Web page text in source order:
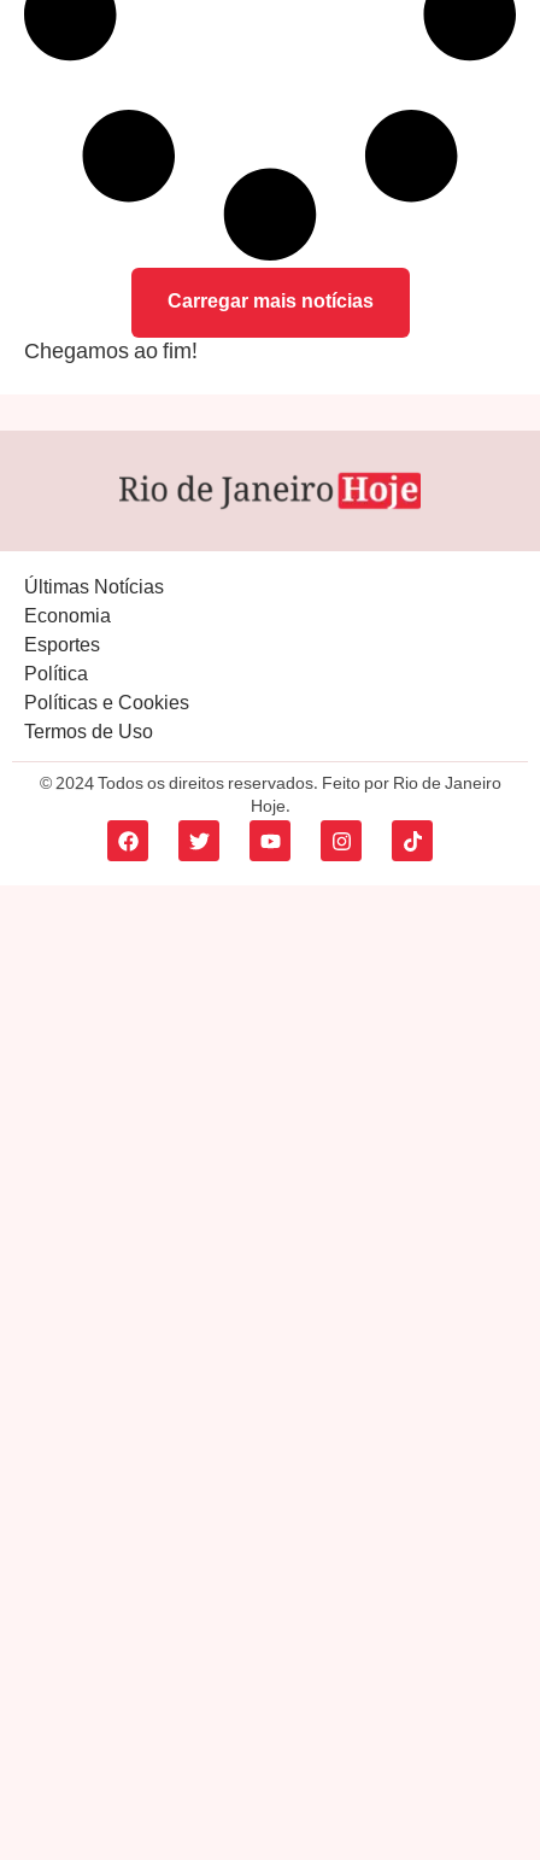
Carregar mais notícias
Chegamos ao fim!
Últimas Notícias
Economia
Esportes
Política
Políticas e Cookies
Termos de Uso
© 2024 Todos os direitos reservados. Feito por Rio de Janeiro
Hoje.